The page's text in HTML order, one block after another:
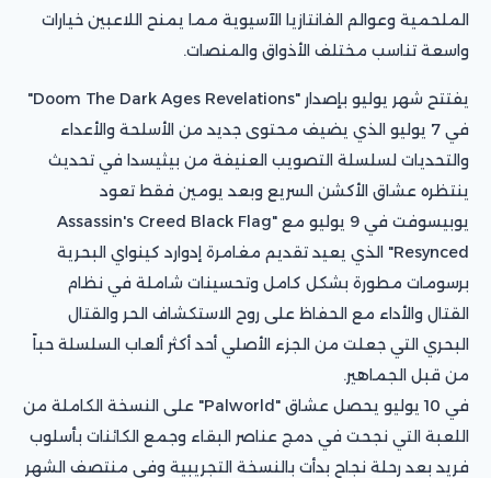
الملحمية وعوالم الفانتازيا الآسيوية مما يمنح اللاعبين خيارات
واسعة تناسب مختلف الأذواق والمنصات.
يفتتح شهر يوليو بإصدار "Doom The Dark Ages Revelations"
في 7 يوليو الذي يضيف محتوى جديد من الأسلحة والأعداء
والتحديات لسلسلة التصويب العنيفة من بيثيسدا في تحديث
ينتظره عشاق الأكشن السريع وبعد يومين فقط تعود
يوبيسوفت في 9 يوليو مع "Assassin's Creed Black Flag
Resynced" الذي يعيد تقديم مغامرة إدوارد كينواي البحرية
برسومات مطورة بشكل كامل وتحسينات شاملة في نظام
القتال والأداء مع الحفاظ على روح الاستكشاف الحر والقتال
البحري التي جعلت من الجزء الأصلي أحد أكثر ألعاب السلسلة حباً
من قبل الجماهير.
في 10 يوليو يحصل عشاق "Palworld" على النسخة الكاملة من
اللعبة التي نجحت في دمج عناصر البقاء وجمع الكائنات بأسلوب
فريد بعد رحلة نجاح بدأت بالنسخة التجريبية وفي منتصف الشهر